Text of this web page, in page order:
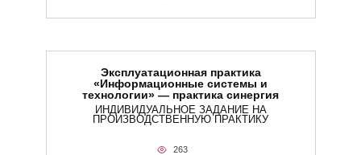
Эксплуатационная практика
«Информационные системы и
технологии» — практика синергия
ИНДИВИДУАЛЬНОЕ ЗАДАНИЕ НА
ПРОИЗВОДСТВЕННУЮ ПРАКТИКУ
263